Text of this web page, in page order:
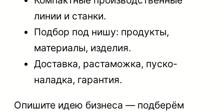
линии и станки.
Подбор под нишу: продукты,
материалы, изделия.
Доставка, растаможка, пуско-
наладка, гарантия.
Опишите идею бизнеса — подберём